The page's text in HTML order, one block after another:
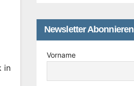
in
Newsletter Abonnieren
Vorname